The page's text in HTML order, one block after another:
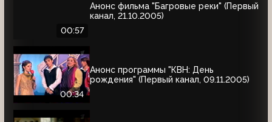
00:57
Анонс фильма "Багровые реки" (Первый
канал, 21.10.2005)
00:34
Анонс программы "КВН: День
рождения" (Первый канал, 09.11.2005)